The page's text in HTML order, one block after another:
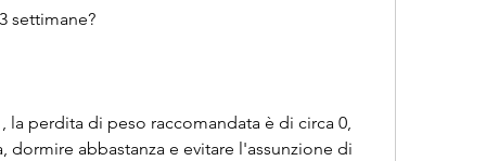
settimane?
la perdita di peso raccomandata è di circa 0,
dormire abbastanza e evitare l'assunzione di